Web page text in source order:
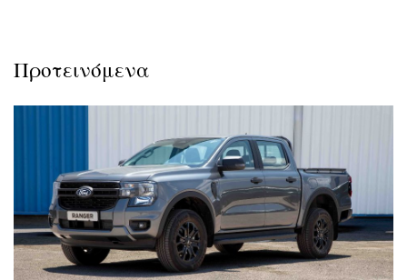
Προτεινόμενα